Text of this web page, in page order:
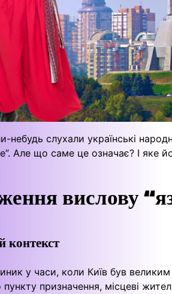
небудь слухали українські
Але що саме це означає? І яке
вислову
контекст
у часи, коли Київ був
пункту призначення, місцеві